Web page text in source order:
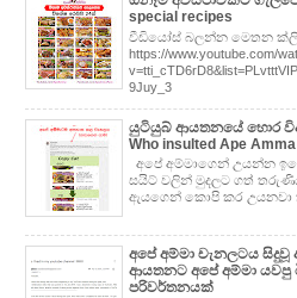
special recipes
වීඩියෝස් බලන්න මෙතන
https://www.youtube.com/
9Juy_3
යුටියුබ් ආයතනයේ හොර
Who insulted Ape
අපේ අම්මාගෙන් උයන්න
සයිට් වලින් මුදලට ගත්
ඇයගෙන් කොපි කර උයනවා
අපේ අම්මා චැනලටය
ආයතනට අපේ අම්මා යවපු
පරිවර්තනයක්